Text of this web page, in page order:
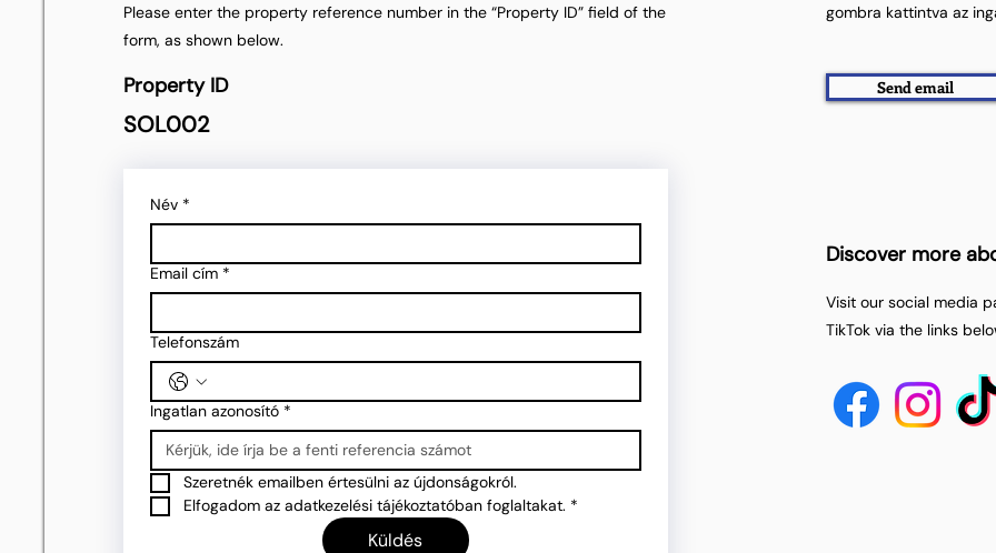
Please enter the property reference number in the “Property ID” field of the
form, as shown below.
Property ID
SOL002
Név *
Email cím *
Telefonszám
Ingatlan azonosító *
Szeretnék emailben értesülni az újdonságokról.
Elfogadom az adatkezelési tájékoztatóban foglaltakat. *
Küldés
gombra kattintva az
Send email
Discover more
Visit our social media
TikTok via the links